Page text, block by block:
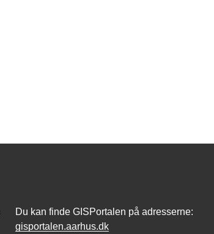
Du kan finde GISPortalen på adresserne:
gisportalen.aarhus.dk